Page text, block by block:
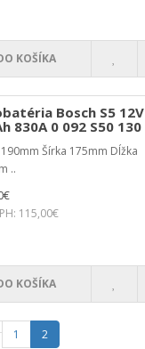
KOŠÍKA
Bosch S5 12V
830A 0 092 S50 130
Šírka 175mm Dĺžka
..
115,00€
KOŠÍKA
1 2